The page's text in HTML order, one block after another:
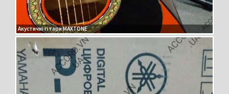
Акустичні гітари MAXTONE